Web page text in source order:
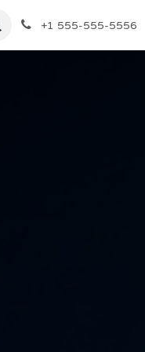
Định giá Công ty
+1 555-555-5556